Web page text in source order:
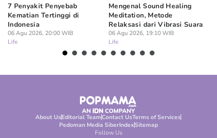
7 Penyakit Penyebab
Kematian Tertinggi di
Indonesia
06 Agu 2026, 20:00 WIB
Life
Mengenal Sound Healing
Meditation, Metode
Relaksasi dari Vibrasi Suara
06 Agu 2026, 19:10 WIB
Life
About UsEditorial TeamContact UsTerms of Services
Pedoman Media SiberIndexSitemap
Follow Us